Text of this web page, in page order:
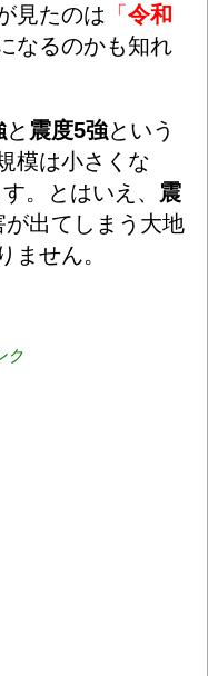
見たのは 「令和
なるのかも知れ
と 震度5強という
模は小さくな
。とはいえ、 震
出てしまう大地
ません。
ク